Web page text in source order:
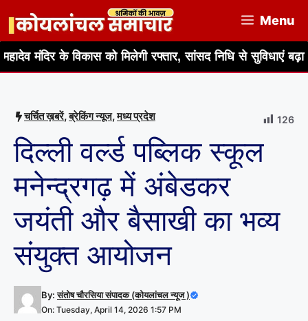
content
Menu
विकास को मिलेगी रफ्तार, सांसद निधि से सुविधाएं बढ़ाने का आश्वासन
चर्चित ख़बरें,ब्रेकिंग न्यूज,मध्य प्रदेश 126
दिल्ली वर्ल्ड पब्लिक स्कूल
मनेन्द्रगढ़ में अंबेडकर
जयंती और बैसाखी का भव्य
संयुक्त आयोजन
By:संतोष चौरसिया संपादक (कोयलांचल न्यूज )
On: Tuesday, April 14, 2026 1:57 PM